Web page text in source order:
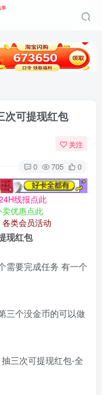
次可提现红包
关注
0 705 0
线报点此
卖优惠点此
各类会员活动
现红包
需要完成任务 有一个
三个没金币的可以做